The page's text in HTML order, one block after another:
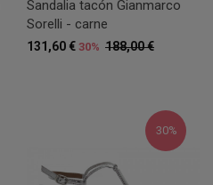
Sandalia tacón Gianmarco
Sorelli - carne
188,00 €
131,60 € 30%
30%